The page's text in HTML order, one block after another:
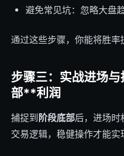
避免常见坑：忽略大盘
通过这些步骤，你能将胜率
步骤三：实战进场
部**利润
捕捉到阶段底部后，进场时
交易逻辑，稳健操作才能实